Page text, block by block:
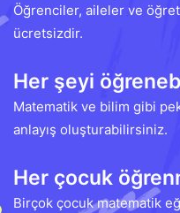
Öğrenciler, aileler ve
ücretsizdir.
Her şeyi
Matematik ve bilim gibi
anlayış oluşturabilirsiniz.
Her çocuk
Birçok çocuk matematik